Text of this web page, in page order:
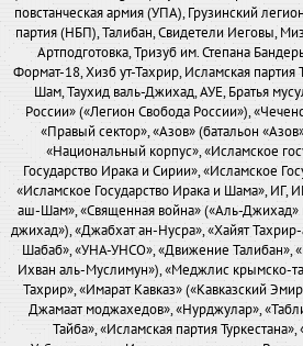
повстанческая армия (УПА), Грузинский
партия (НБП), Талибан, Свидетели Иеговы,
Артподготовка, Тризуб им. Степана
Формат-18, Хизб ут-Тахрир, Исламская партия
Шам, Таухид валь-Джихад, АУЕ, Братья
России» («Легион Свобода России»),
«Правый сектор», «Азов» (батальон
«Национальный корпус», «Исламское
Государство Ирака и Сирии», «Исламское
«Исламское Государство Ирака и Шама»,
аш-Шам», «Священная война» («Аль-Джихад»
джихад»), «Джабхат ан-Нусра», «Хайят
Шабаб», «УНА-УНСО», «Движение Талибан»,
Ихван аль-Муслимун»), «Меджлис крымско-
Тахрир», «Имарат Кавказ» («Кавказский
Джамаат моджахедов», «Нурджулар»,
Тайба», «Исламская партия